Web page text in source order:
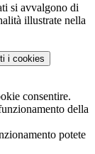
si avvalgono di
illustrate nella
i cookies
consentire.
della
potete